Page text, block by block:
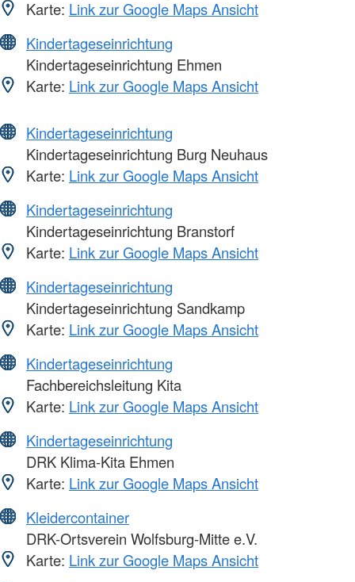
Karte: Link zur Google Maps Ansicht
Kindertageseinrichtung
Kindertageseinrichtung Ehmen
Karte: Link zur Google Maps Ansicht
Kindertageseinrichtung
Kindertageseinrichtung Burg Neuhaus
Karte: Link zur Google Maps Ansicht
Kindertageseinrichtung
Kindertageseinrichtung Branstorf
Karte: Link zur Google Maps Ansicht
Kindertageseinrichtung
Kindertageseinrichtung Sandkamp
Karte: Link zur Google Maps Ansicht
Kindertageseinrichtung
Fachbereichsleitung Kita
Karte: Link zur Google Maps Ansicht
Kindertageseinrichtung
DRK Klima-Kita Ehmen
Karte: Link zur Google Maps Ansicht
Kleidercontainer
DRK-Ortsverein Wolfsburg-Mitte e.V.
Karte: Link zur Google Maps Ansicht